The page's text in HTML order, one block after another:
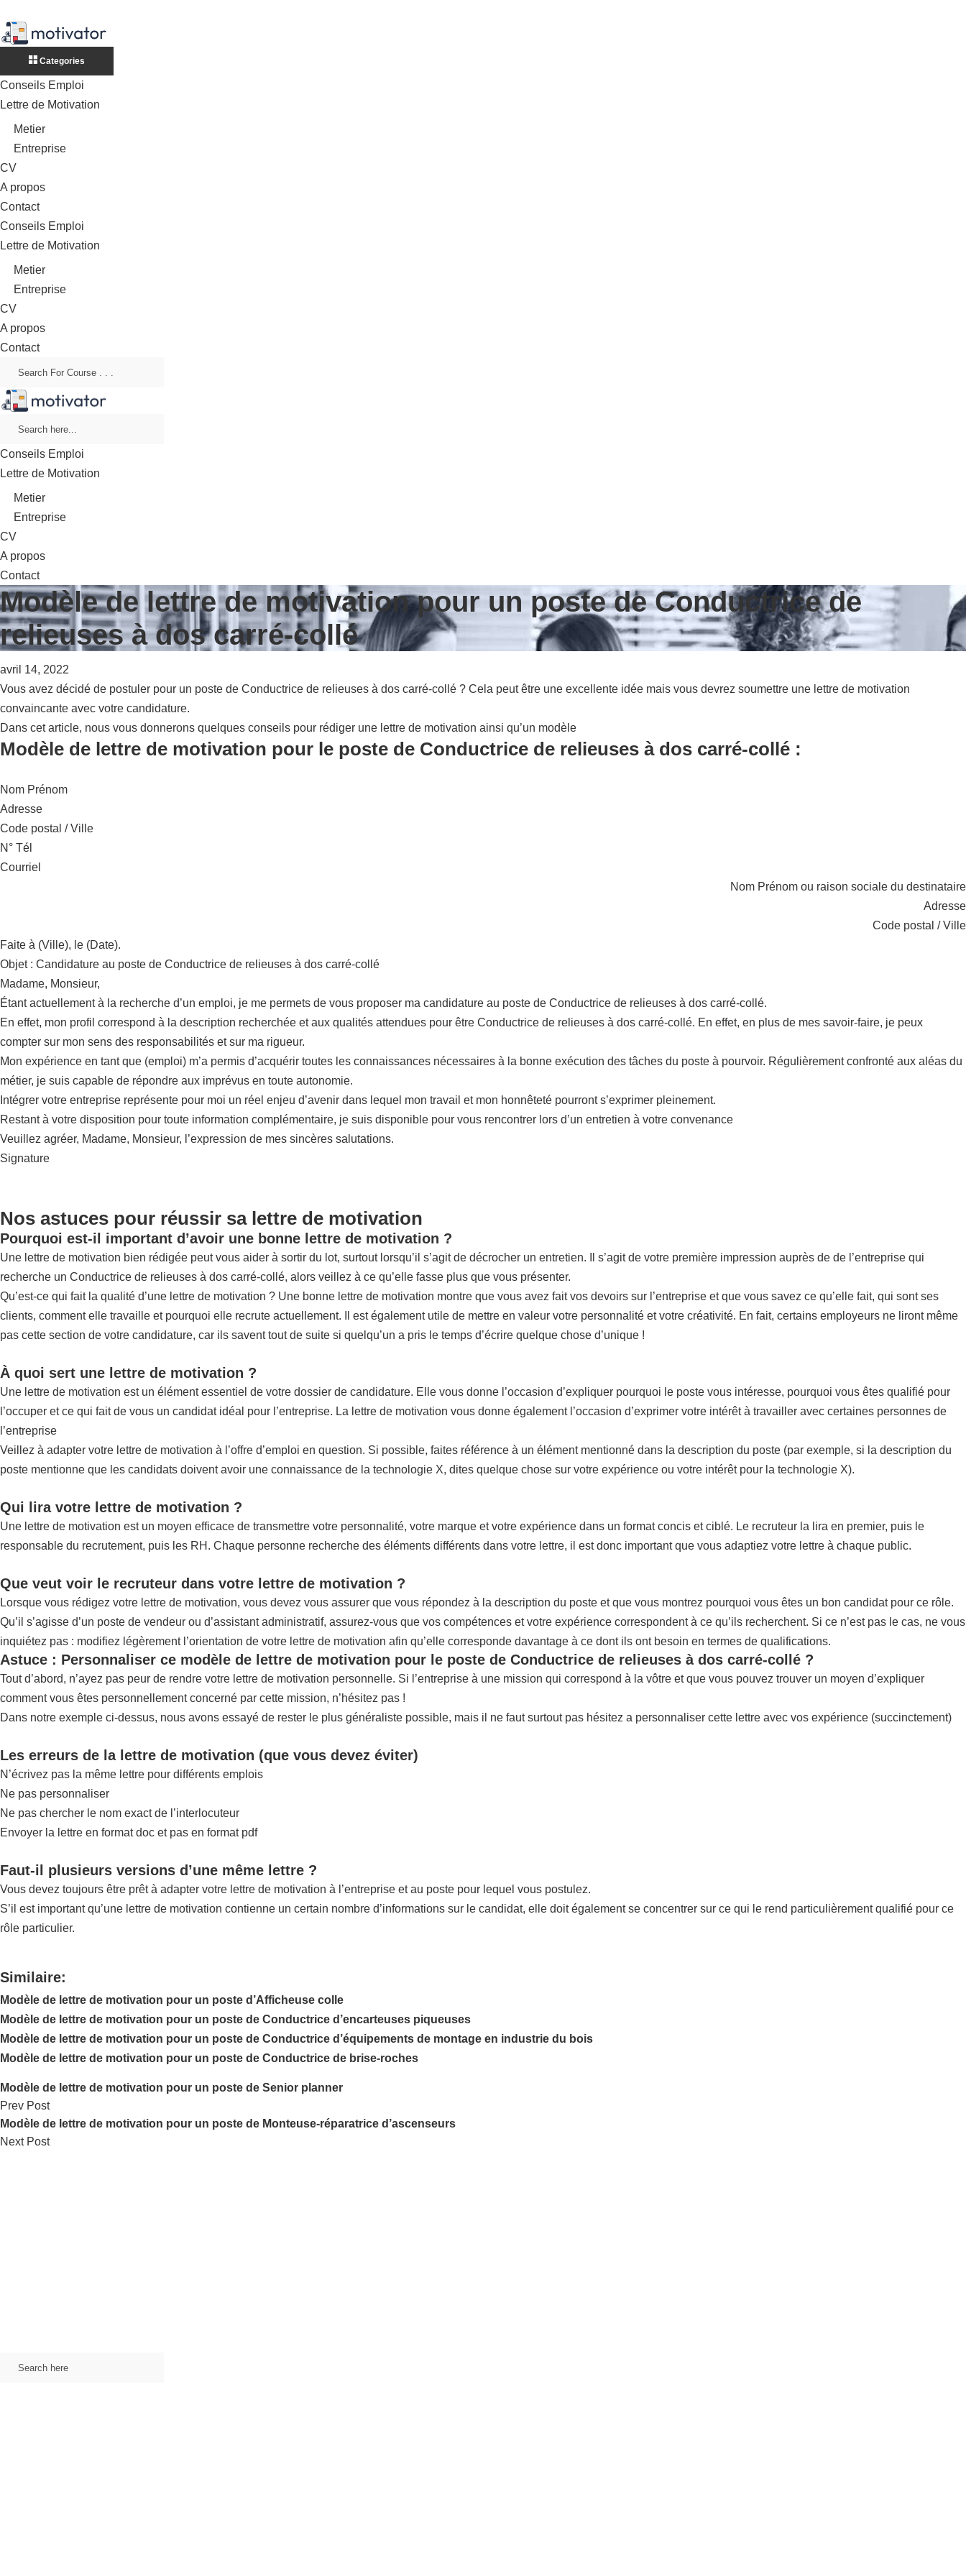
Categories
Conseils Emploi
Lettre de Motivation
Metier
Entreprise
CV
A propos
Contact
Conseils Emploi
Lettre de Motivation
Metier
Entreprise
CV
A propos
Contact
Conseils Emploi
Lettre de Motivation
Metier
Entreprise
CV
A propos
Contact
Modèle de lettre de motivation pour un poste de Conductrice de
relieuses à dos carré-collé
avril 14, 2022
Vous avez décidé de postuler pour un poste de Conductrice de relieuses à dos carré-collé ? Cela peut être une excellente idée mais vous devrez soumettre une lettre de motivation
convaincante avec votre candidature.
Dans cet article, nous vous donnerons quelques conseils pour rédiger une lettre de motivation ainsi qu’un modèle
Modèle de lettre de motivation pour le poste de Conductrice de relieuses à dos carré-collé :
Nom Prénom
Adresse
Code postal / Ville
N° Tél
Courriel
Nom Prénom ou raison sociale du destinataire
Adresse
Code postal / Ville
Faite à (Ville), le (Date).
Objet : Candidature au poste de Conductrice de relieuses à dos carré-collé
Madame, Monsieur,
Étant actuellement à la recherche d’un emploi, je me permets de vous proposer ma candidature au poste de Conductrice de relieuses à dos carré-collé.
En effet, mon profil correspond à la description recherchée et aux qualités attendues pour être Conductrice de relieuses à dos carré-collé. En effet, en plus de mes savoir-faire, je peux
compter sur mon sens des responsabilités et sur ma rigueur.
Mon expérience en tant que (emploi) m’a permis d’acquérir toutes les connaissances nécessaires à la bonne exécution des tâches du poste à pourvoir. Régulièrement confronté aux aléas du
métier, je suis capable de répondre aux imprévus en toute autonomie.
Intégrer votre entreprise représente pour moi un réel enjeu d’avenir dans lequel mon travail et mon honnêteté pourront s’exprimer pleinement.
Restant à votre disposition pour toute information complémentaire, je suis disponible pour vous rencontrer lors d’un entretien à votre convenance
Veuillez agréer, Madame, Monsieur, l’expression de mes sincères salutations.
Signature
Nos astuces pour réussir sa lettre de motivation
Pourquoi est-il important d’avoir une bonne lettre de motivation ?
Une lettre de motivation bien rédigée peut vous aider à sortir du lot, surtout lorsqu’il s’agit de décrocher un entretien. Il s’agit de votre première impression auprès de de l’entreprise qui
recherche un Conductrice de relieuses à dos carré-collé, alors veillez à ce qu’elle fasse plus que vous présenter.
Qu’est-ce qui fait la qualité d’une lettre de motivation ? Une bonne lettre de motivation montre que vous avez fait vos devoirs sur l’entreprise et que vous savez ce qu’elle fait, qui sont ses
clients, comment elle travaille et pourquoi elle recrute actuellement. Il est également utile de mettre en valeur votre personnalité et votre créativité. En fait, certains employeurs ne liront même
pas cette section de votre candidature, car ils savent tout de suite si quelqu’un a pris le temps d’écrire quelque chose d’unique !
À quoi sert une lettre de motivation ?
Une lettre de motivation est un élément essentiel de votre dossier de candidature. Elle vous donne l’occasion d’expliquer pourquoi le poste vous intéresse, pourquoi vous êtes qualifié pour
l’occuper et ce qui fait de vous un candidat idéal pour l’entreprise. La lettre de motivation vous donne également l’occasion d’exprimer votre intérêt à travailler avec certaines personnes de
l’entreprise
Veillez à adapter votre lettre de motivation à l’offre d’emploi en question. Si possible, faites référence à un élément mentionné dans la description du poste (par exemple, si la description du
poste mentionne que les candidats doivent avoir une connaissance de la technologie X, dites quelque chose sur votre expérience ou votre intérêt pour la technologie X).
Qui lira votre lettre de motivation ?
Une lettre de motivation est un moyen efficace de transmettre votre personnalité, votre marque et votre expérience dans un format concis et ciblé. Le recruteur la lira en premier, puis le
responsable du recrutement, puis les RH. Chaque personne recherche des éléments différents dans votre lettre, il est donc important que vous adaptiez votre lettre à chaque public.
Que veut voir le recruteur dans votre lettre de motivation ?
Lorsque vous rédigez votre lettre de motivation, vous devez vous assurer que vous répondez à la description du poste et que vous montrez pourquoi vous êtes un bon candidat pour ce rôle.
Qu’il s’agisse d’un poste de vendeur ou d’assistant administratif, assurez-vous que vos compétences et votre expérience correspondent à ce qu’ils recherchent. Si ce n’est pas le cas, ne vous
inquiétez pas : modifiez légèrement l’orientation de votre lettre de motivation afin qu’elle corresponde davantage à ce dont ils ont besoin en termes de qualifications.
Astuce : Personnaliser ce modèle de lettre de motivation pour le poste de Conductrice de relieuses à dos carré-collé ?
Tout d’abord, n’ayez pas peur de rendre votre lettre de motivation personnelle. Si l’entreprise à une mission qui correspond à la vôtre et que vous pouvez trouver un moyen d’expliquer
comment vous êtes personnellement concerné par cette mission, n’hésitez pas !
Dans notre exemple ci-dessus, nous avons essayé de rester le plus généraliste possible, mais il ne faut surtout pas hésitez a personnaliser cette lettre avec vos expérience (succinctement)
Les erreurs de la lettre de motivation (que vous devez éviter)
N’écrivez pas la même lettre pour différents emplois
Ne pas personnaliser
Ne pas chercher le nom exact de l’interlocuteur
Envoyer la lettre en format doc et pas en format pdf
Faut-il plusieurs versions d’une même lettre ?
Vous devez toujours être prêt à adapter votre lettre de motivation à l’entreprise et au poste pour lequel vous postulez.
S’il est important qu’une lettre de motivation contienne un certain nombre d’informations sur le candidat, elle doit également se concentrer sur ce qui le rend particulièrement qualifié pour ce
rôle particulier.
Similaire:
Modèle de lettre de motivation pour un poste d’Afficheuse colle
Modèle de lettre de motivation pour un poste de Conductrice d’encarteuses piqueuses
Modèle de lettre de motivation pour un poste de Conductrice d’équipements de montage en industrie du bois
Modèle de lettre de motivation pour un poste de Conductrice de brise-roches
Modèle de lettre de motivation pour un poste de Senior planner
Prev Post
Modèle de lettre de motivation pour un poste de Monteuse-réparatrice d’ascenseurs
Next Post